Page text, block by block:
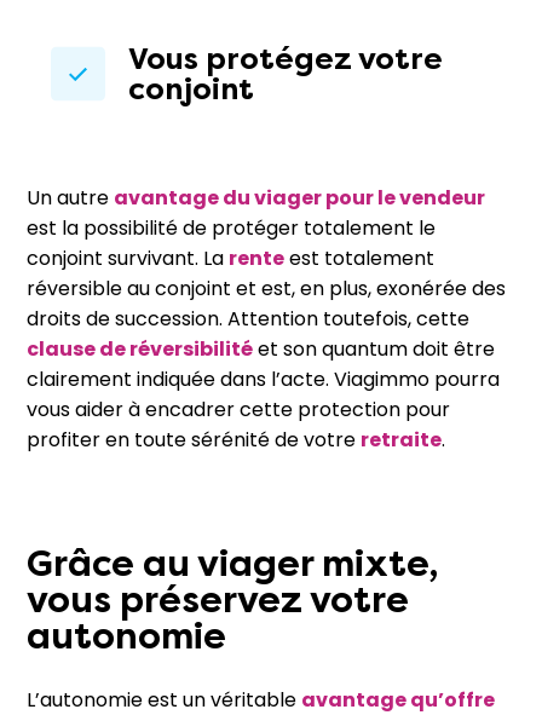
Vous protégez votre
conjoint
Un autre avantage du viager pour le vendeur
est la possibilité de protéger totalement le
conjoint survivant. La renteest totalement
réversible au conjoint et est, en plus, exonérée des
droits de succession. Attention toutefois, cette
clause de réversibilitéet son quantum doit être
clairement indiquée dans l’acte. Viagimmo pourra
vous aider à encadrer cette protection pour
profiter en toute sérénité de votre retraite.
Grâce au viager mixte,
vous préservez votre
autonomie
L’autonomie est un véritable avantage qu’offre